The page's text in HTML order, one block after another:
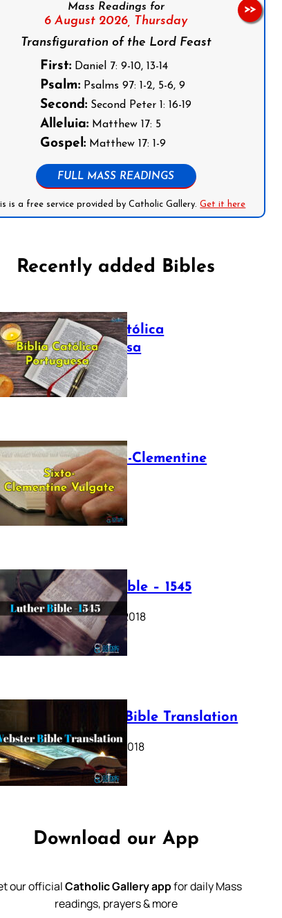
Mass Readings for
6 August 2026, Thursday
Transfiguration of the Lord Feast
First: Daniel 7: 9-10, 13-14
Psalm: Psalms 97: 1-2, 5-6, 9
Second: Second Peter 1: 16-19
Alleluia: Matthew 17: 5
Gospel: Matthew 17: 1-9
FULL MASS READINGS
is a free service provided by Catholic Gallery.Get it here
>>
Recently added Bibles
Bíblia Católica
Portuguesa
July 16, 2025
The Sixto-Clementine
Vulgate
July 12, 2025
Luther Bible – 1545
October 17, 2018
Webster Bible Translation
October 11, 2018
Download our App
our officialCatholic Gallery appfor daily Mass
readings, prayers & more